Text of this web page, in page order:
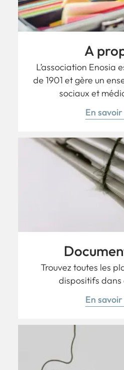
A
L’association Enosia
de 1901 et gère un
sociaux et
En savoir
Trouvez toutes les
dispositifs dans
En savoir